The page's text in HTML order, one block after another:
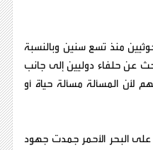
منذ تسع سنين وبالنسبة
عن حلفاء دوليين إلى جانب
لأن المسألة مسألة حياة أو
على البحر الأحمر جمدت جهود